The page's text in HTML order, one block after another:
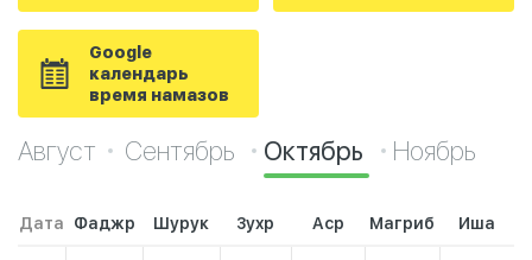
Google
календарь
время намазов
Август Сентябрь Октябрь Ноябрь
Дата Фаджр Шурук Зухр Аср Магриб Иша